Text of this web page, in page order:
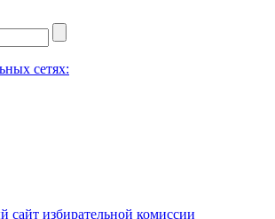
сетях:
избирательной комиссии